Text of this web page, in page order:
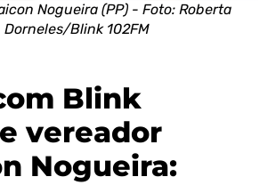
Nogueira (PP) - Foto: Roberta
Dorneles/Blink 102FM
Blink
vereador
Nogueira: